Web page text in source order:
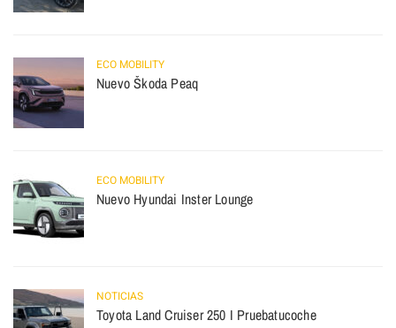
ECO MOBILITY
Nuevo Škoda Peaq
ECO MOBILITY
Nuevo Hyundai Inster Lounge
NOTICIAS
Toyota Land Cruiser 250 I Pruebatucoche